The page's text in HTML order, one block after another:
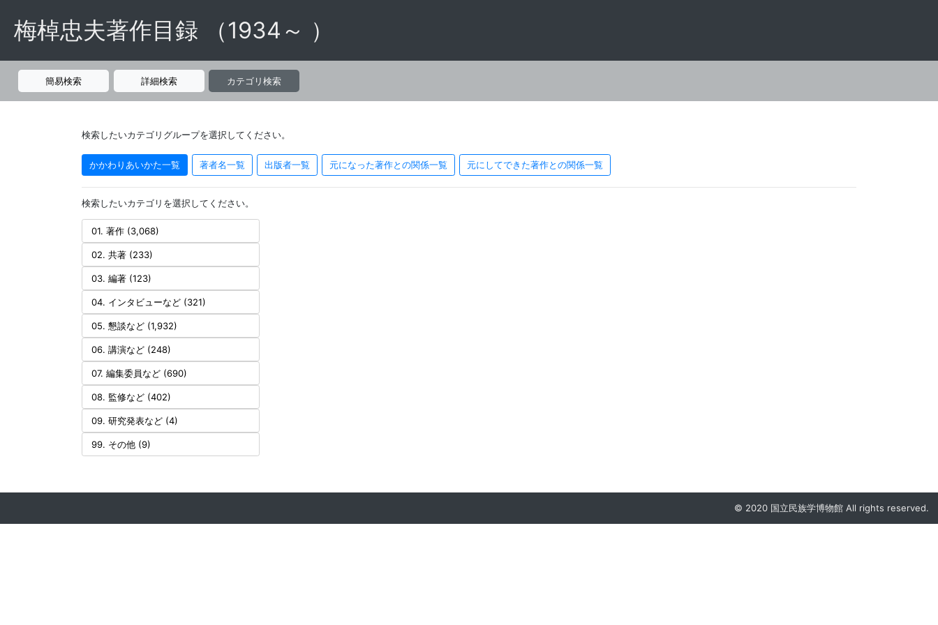
梅棹忠夫著作目録 （1934～ ）
簡易検索 詳細検索 カテゴリ検索
検索したいカテゴリグループを選択してください。
かかわりあいかた一覧 著者名一覧 出版者一覧 元になった著作との関係一覧 元にしてできた著作との関係一覧
検索したいカテゴリを選択してください。
01. 著作 (3,068)
02. 共著 (233)
03. 編著 (123)
04. インタビューなど (321)
05. 懇談など (1,932)
06. 講演など (248)
07. 編集委員など (690)
08. 監修など (402)
09. 研究発表など (4)
99. その他 (9)
© 2020 国立民族学博物館 All rights reserved.